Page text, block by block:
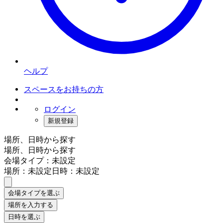
ヘルプ
スペースをお持ちの方
ログイン
新規登録
場所、日時から探す
場所、日時から探す
会場タイプ：未設定
場所：未設定日時：未設定
会場タイプを選ぶ
場所を入力する
日時を選ぶ